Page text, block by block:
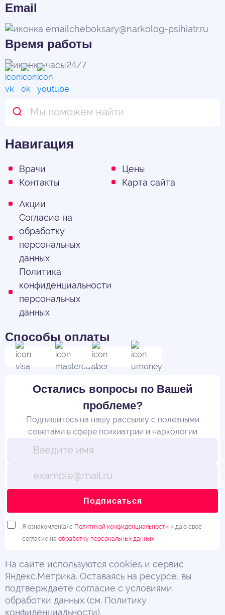
Email
cheboksary@narkolog-psihiatr.ru
Время работы
24/7
Навигация
Врачи
Цены
Контакты
Карта сайта
Акции
Согласие на
обработку
персональных
данных
Политика
конфиденциальности
персональных
данных
Способы оплаты
Остались вопросы по Вашей
проблеме?
Подпишитесь на нашу рассылку с полезными
советами в сфере психиатрии и наркологии
Подписаться
Я ознакомлен(а) с Политикой конфиденциальности и даю свое
согласие на обработку персональных данных
На сайте используются cookies и сервис
Яндекс.Метрика. Оставаясь на ресурсе, вы
подтверждаете согласие с условиями
обработки данных (см. Политику
конфиденциальности).